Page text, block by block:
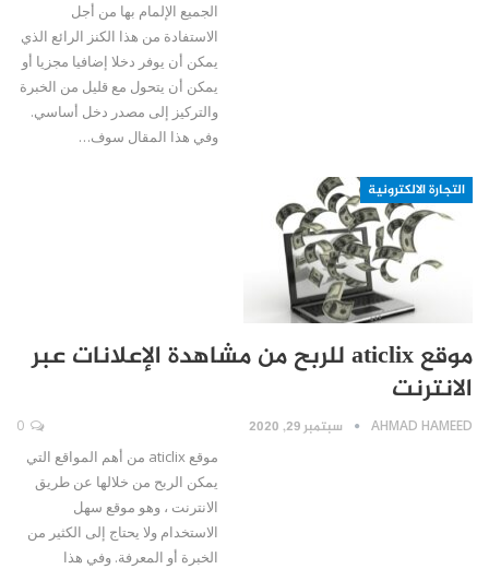
الجميع الإلمام بها من أجل
الاستفادة من هذا الكنز الرائع الذي
يمكن أن يوفر دخلا إضافيا مجزيا أو
يمكن أن يتحول مع قليل من الخبرة
والتركيز إلى مصدر دخل أساسي.
وفي هذا المقال سوف…
التجارة الالكترونية
موقع aticlix للربح من مشاهدة الإعلانات عبر
الانترنت
AHMAD HAMEED سبتمبر 29, 2020
موقع aticlix من أهم المواقع التي
يمكن الربح من خلالها عن طريق
الانترنت ، وهو موقع سهل
الاستخدام ولا يحتاج إلى الكثير من
الخبرة أو المعرفة. وفي هذا